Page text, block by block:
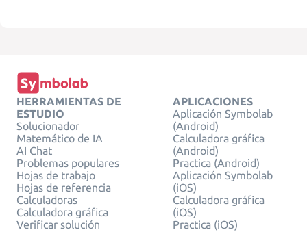
HERRAMIENTAS DE
ESTUDIO
Solucionador
Matemático de IA
AI Chat
Problemas populares
Hojas de trabajo
Hojas de referencia
Calculadoras
Calculadora gráfica
Verificar solución
APLICACIONES
Aplicación Symbolab
(Android)
Calculadora gráfica
(Android)
Practica (Android)
Aplicación Symbolab
(iOS)
Calculadora gráfica
(iOS)
Practica (iOS)